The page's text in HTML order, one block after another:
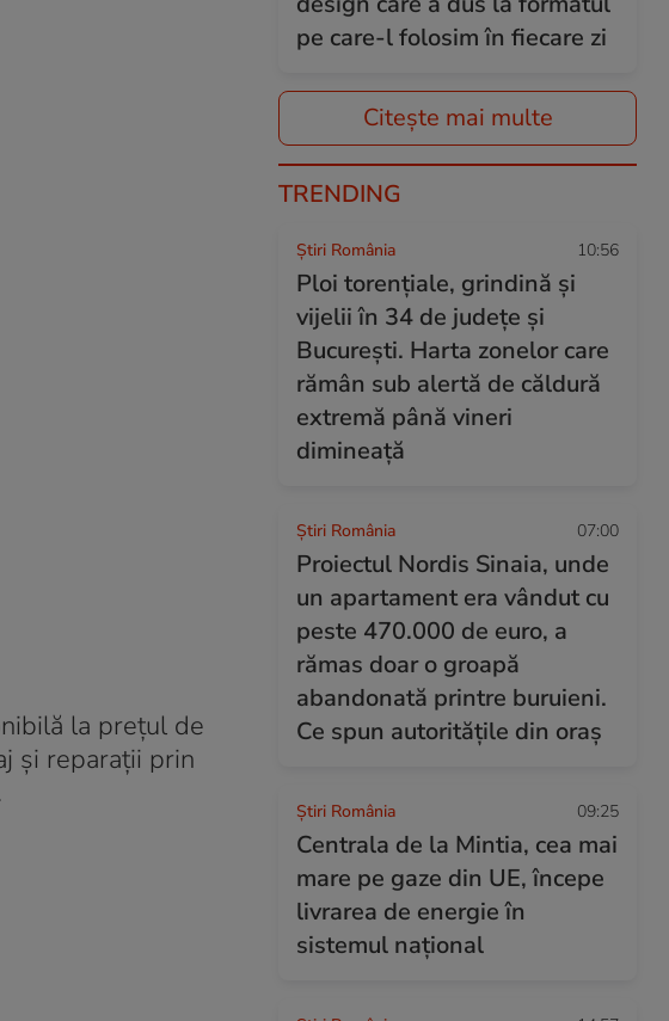
la prețul de
și reparații prin
pe care-l folosim în fiecare zi
Citește mai multe
TRENDING
Știri România 10:56
Ploi torențiale, grindină și
vijelii în 34 de județe și
București. Harta zonelor care
rămân sub alertă de căldură
extremă până vineri
dimineață
Știri România 07:00
Proiectul Nordis Sinaia, unde
un apartament era vândut cu
peste 470.000 de euro, a
rămas doar o groapă
abandonată printre buruieni.
Ce spun autoritățile din oraș
Știri România 09:25
Centrala de la Mintia, cea mai
mare pe gaze din UE, începe
livrarea de energie în
sistemul național